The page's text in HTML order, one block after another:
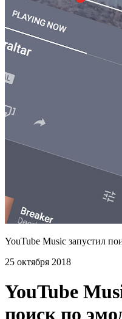
YouTube Music запустил
25 октября 2018
YouTube
поиск по